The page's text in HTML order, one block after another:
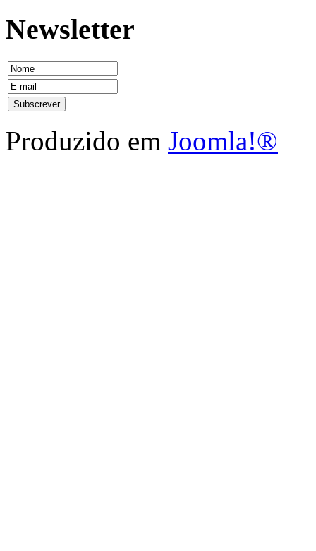
Newsletter
Produzido em Joomla!®